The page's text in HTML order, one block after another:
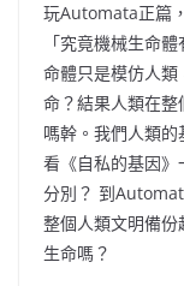
玩Automata正篇
「究竟機械生命
命體只是模仿人
命？結果人類在
嗎幹。我們人類
看《自私的基因
分別？ 到
整個人類文明備
生命嗎？